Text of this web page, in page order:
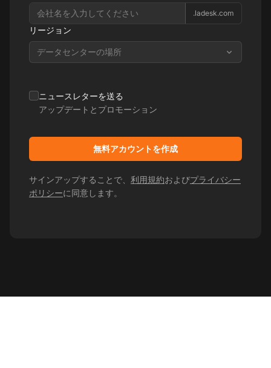
.ladesk.com
リージョン
データセンターの場所
ニュースレターを送る
アップデートとプロモーション
無料アカウントを作成
サインアップすることで、 利用規約およびプライバシー
ポリシーに同意します。